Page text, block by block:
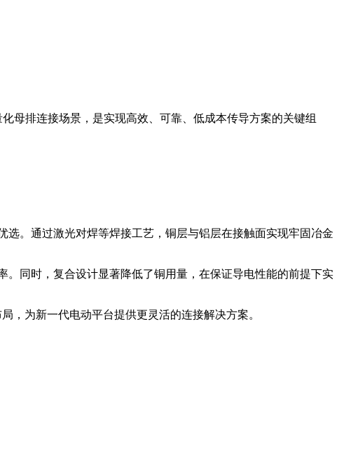
母排连接场景，是实现高效、可靠、低成本传导方案的关键组
。通过激光对焊等焊接工艺，铜层与铝层在接触面实现牢固冶金
同时，复合设计显著降低了铜用量，在保证导电性能的前提下实
，为新一代电动平台提供更灵活的连接解决方案。